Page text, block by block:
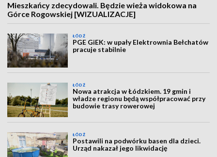
Mieszkańcy zdecydowali. Będzie wieża widokowa na
Górce Rogowskiej [WIZUALIZACJE]
ŁÓDŹ
PGE GiEK: w upały Elektrownia Bełchatów
pracuje stabilnie
ŁÓDŹ
Nowa atrakcja w Łódzkiem. 19 gmin i
władze regionu będą współpracować przy
budowie trasy rowerowej
ŁÓDŹ
Postawili na podwórku basen dla dzieci.
Urząd nakazał jego likwidację